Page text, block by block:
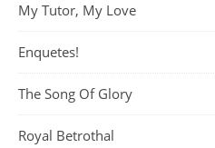
My Tutor, My Love
Enquetes!
The Song Of Glory
Royal Betrothal